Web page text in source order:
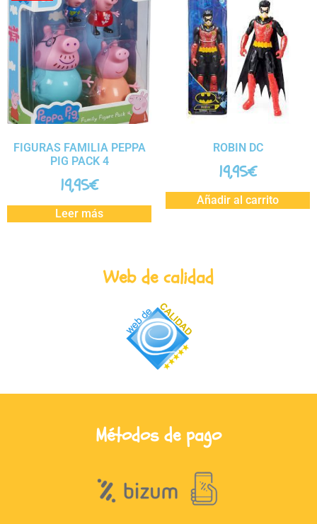
FIGURAS FAMILIA PEPPA
PIG PACK 4
19,95€
Leer más
ROBIN DC
19,95€
Añadir al carrito
Web de calidad
Métodos de pago